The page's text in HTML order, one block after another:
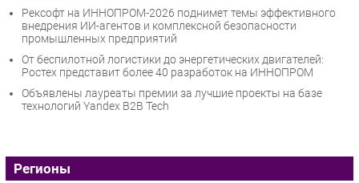
Рексофт на ИННОПРОМ-2026 поднимет темы эффективного
внедрения ИИ-агентов и комплексной безопасности
промышленных предприятий
От беспилотной логистики до энергетических двигателей:
Ростех представит более 40 разработок на ИННОПРОМ
Объявлены лауреаты премии за лучшие проекты на базе
технологий Yandex B2B Tech
Регионы